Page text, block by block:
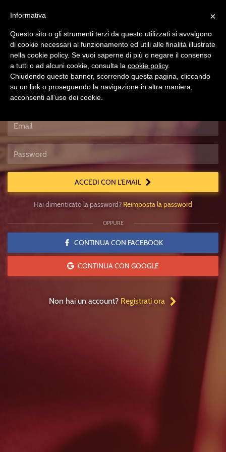
Accedi
Usa
un
account
locale
ACCEDI CON L'EMAIL
Hai dimenticato la password? Reimposta la password
OPPURE
CONTINUA CON FACEBOOK
CONTINUA CON GOOGLE
Non hai un account? Registrati ora
×
Informativa
Questo sito o gli strumenti terzi da questo utilizzati si avvalgono
di cookie necessari al funzionamento ed utili alle finalità illustrate
nella cookie policy. Se vuoi saperne di più o negare il consenso
a tutti o ad alcuni cookie, consulta la cookie policy.
Chiudendo questo banner, scorrendo questa pagina, cliccando
su un link o proseguendo la navigazione in altra maniera,
acconsenti all’uso dei cookie.